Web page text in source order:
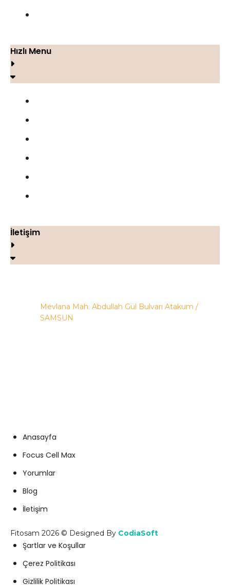
Hızlı Menu
İletişim
Mevlana Mah. Abdullah Gül Bulvarı Atakum /
SAMSUN
Anasayfa
Focus Cell Max
Yorumlar
Blog
İletişim
Fitosam 2026 © Designed By CodiaSoft
Şartlar ve Koşullar
Çerez Politikası
Gizlilik Politikası